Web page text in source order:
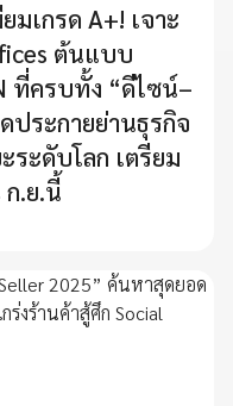
เกรด A+! เจาะ
ต้นแบบ
ที่ครบทั้ง “ดีไซน์–
ประกายย่านธุรกิจ
ระดับโลก เตรียม
ก.ย.นี้